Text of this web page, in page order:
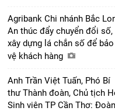
Agribank Chi nhánh Bắc
An thúc đẩy chuyển đổi số,
xây dựng lá chắn số để bảo
vệ khách hàng
Anh Trần Việt Tuấn, Phó Bí
thư Thành đoàn, Chủ tịch
Sinh viên TP Cần Thơ: Đoàn